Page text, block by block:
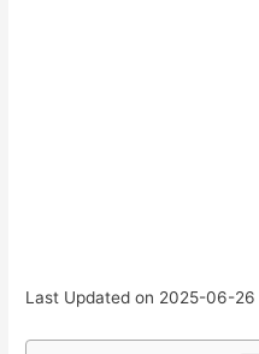
Last Updated on 2025-06-